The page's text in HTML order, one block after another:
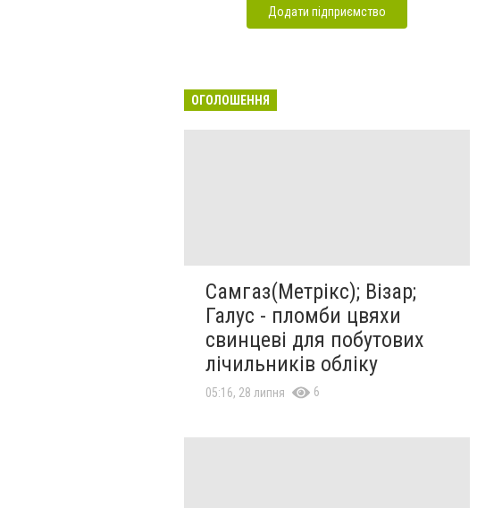
Додати підприємство
ОГОЛОШЕННЯ
Самгаз(Метрікс); Візар;
Галус - пломби цвяхи
свинцеві для побутових
лічильників обліку
05:16, 28 липня 6